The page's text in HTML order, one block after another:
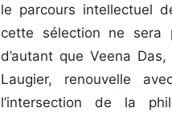
le parcours intellectuel
cette sélection ne sera
d’autant que Veena
Laugier, renouvelle
l’intersection de la